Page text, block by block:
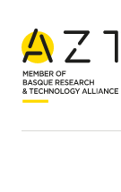
Inicio
Noticias
María Jesús
contribución a